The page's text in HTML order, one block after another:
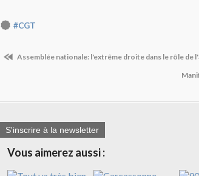
#CGT
Assemblée nationale: l'extrême droite dans le rôle de
S'inscrire à la newsletter
Vous aimerez aussi :